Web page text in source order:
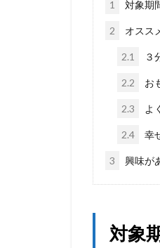
1 対象期
2 オスス
2.1 ３
2.2 お
2.3 よ
2.4 幸
3 興味が
対象